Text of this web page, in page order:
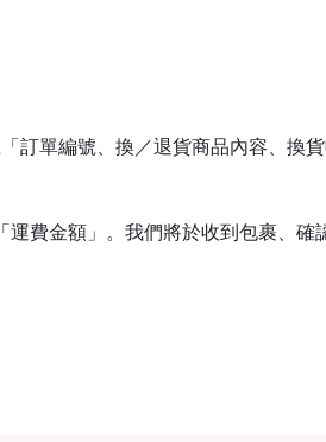
訂單編號、換／退貨商品內容、換
費金額」。我們將於收到包裹、確